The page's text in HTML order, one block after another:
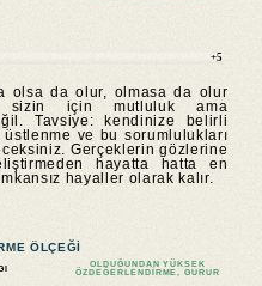
+5
olsa da olur, olmasa da olur
sizin için mutluluk ama
Tavsiye: kendinize belirli
ve bu sorumlulukları
Gerçeklerin gözlerine
hayatta hatta en
hayaller olarak kalır.
ÖLÇEĞI
OLDUĞUNDAN YÜKSEK
ÖZDEĞERLENDIRME, GURUR